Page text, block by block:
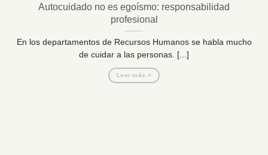
Autocuidado no es egoísmo: responsabilidad
profesional
En los departamentos de Recursos Humanos se habla mucho
de cuidar a las personas. [...]
Leer más +